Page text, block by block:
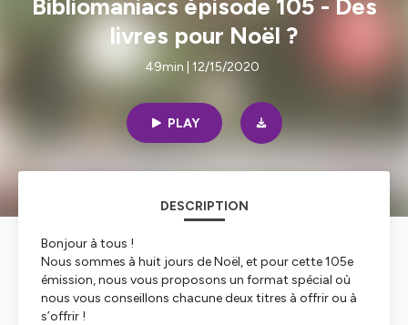
Bibliomaniacs épisode 105 - Des
livres pour Noël ?
49min | 12/15/2020
PLAY
DESCRIPTION
Bonjour à tous !
Nous sommes à huit jours de Noël, et pour cette 105e
émission, nous vous proposons un format spécial où
nous vous conseillons chacune deux titres à offrir ou à
s’offrir !